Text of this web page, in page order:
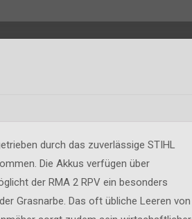
durch das zuverlässige STIHL
Die Akkus verfügen über
der RMA 2 RPV ein besonders
Grasnarbe. Das oft übliche Leeren von